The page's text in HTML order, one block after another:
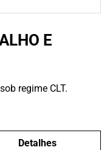
E
regime CLT.
Detalhes